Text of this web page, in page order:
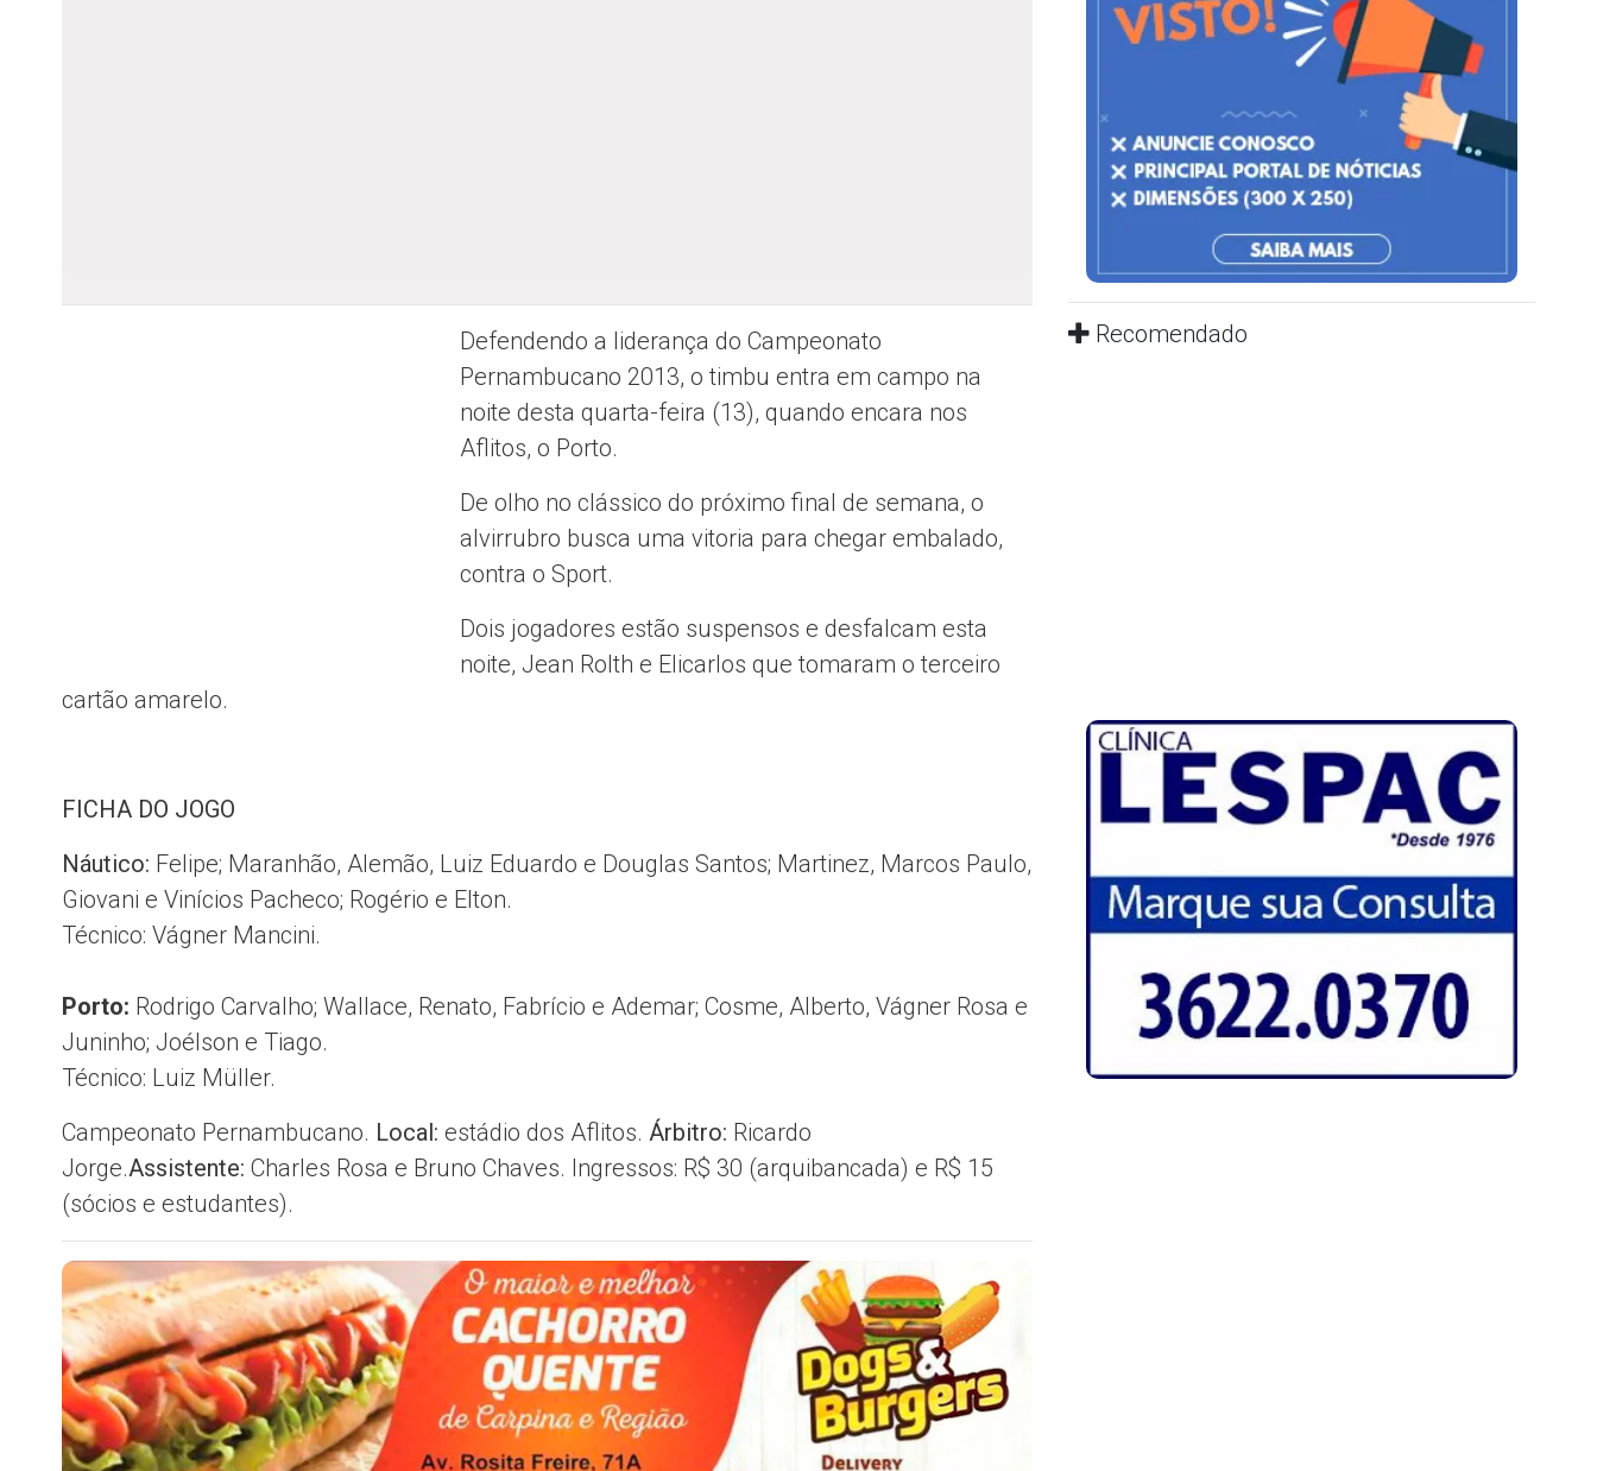
Defendendo a liderança do Campeonato
Pernambucano 2013, o timbu entra em campo na
noite desta quarta-feira (13), quando encara nos
Aflitos, o Porto.
De olho no clássico do próximo final de semana, o
alvirrubro busca uma vitoria para chegar embalado,
contra o Sport.
Dois jogadores estão suspensos e desfalcam esta
noite, Jean Rolth e Elicarlos que tomaram o terceiro
cartão amarelo.
FICHA DO JOGO
Náutico: Felipe; Maranhão, Alemão, Luiz Eduardo e Douglas Santos; Martinez, Marcos Paulo,
Giovani e Vinícios Pacheco; Rogério e Elton.
Técnico: Vágner Mancini.
Porto: Rodrigo Carvalho; Wallace, Renato, Fabrício e Ademar; Cosme, Alberto, Vágner Rosa e
Juninho; Joélson e Tiago.
Técnico: Luiz Müller.
Campeonato Pernambucano. Local: estádio dos Aflitos. Árbitro: Ricardo
Jorge.Assistente: Charles Rosa e Bruno Chaves. Ingressos: R$ 30 (arquibancada) e R$ 15
(sócios e estudantes).
Recomendado